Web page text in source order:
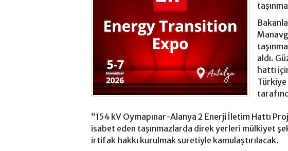
aldı.
hattı
Türkiye
“154 kV Oymapınar-Alanya 2 Enerji İletim Hattı
isabet eden taşınmazlarda direk yerleri mülkiyet
irtifak hakkı kurulmak suretiyle kamulaştırılacak.